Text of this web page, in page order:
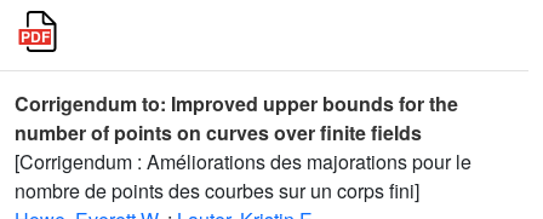
Corrigendum to: Improved upper bounds for the
number of points on curves over finite fields
[Corrigendum : Améliorations des majorations pour le
nombre de points des courbes sur un corps fini]